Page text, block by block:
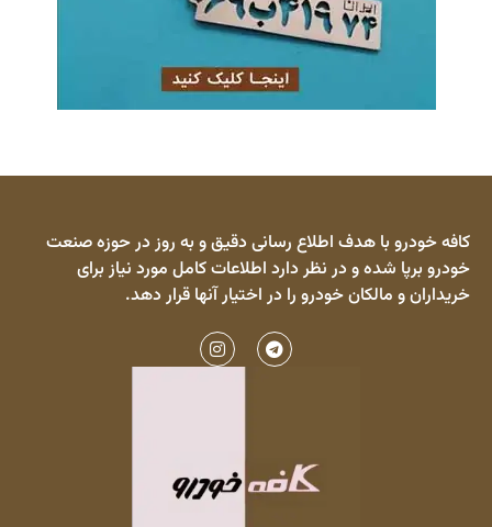
کافه خودرو با هدف اطلاع رسانی دقیق و به روز در حوزه صنعت
خودرو برپا شده و در نظر دارد اطلاعات کامل مورد نیاز برای
خریداران و مالکان خودرو را در اختیار آنها قرار دهد.